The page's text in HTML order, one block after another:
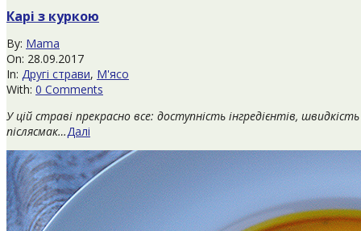
Карі з куркою
2017-
09-
28
By: Mama
On: 28.09.2017
In: Другі страви, М'ясо
With: 0 Comments
У цій страві прекрасно все: доступність інгредієнтів,
післясмак…Далі